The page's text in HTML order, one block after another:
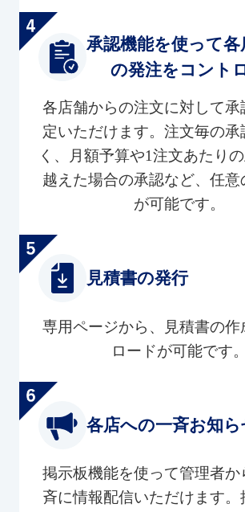
承認機能を使って各
の発注をコント
各店舗からの注文に対して承
定いただけます。注文毎の承
く、月額予算や1注文あたり
越えた場合の承認など、任意
が可能です。
見積書の発行
専用ページから、見積書の作
ロードが可能です。
各店への一斉お知ら
掲示板機能を使って管理者か
斉に情報配信いただけます。